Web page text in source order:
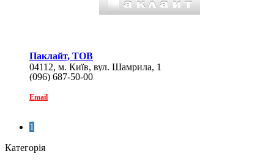
Паклайт, ТОВ
04112, м. Київ, вул. Шамрила, 1
(096) 687-50-00
Email
1
Категорія